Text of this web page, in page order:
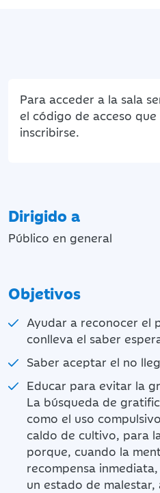
Para acceder a la sala
el código de acceso
inscribirse.
Dirigido a
Público en general
Objetivos
Ayudar a reconocer el
conlleva el saber
Saber aceptar el no
Educar para evitar la
La búsqueda de
como el uso
caldo de cultivo, para
porque, cuando la
recompensa
un estado de